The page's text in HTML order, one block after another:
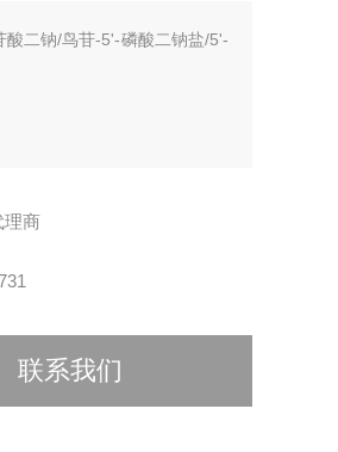
酸二钠/鸟苷-5'-磷酸二钠盐/5'-
理商
联系我们